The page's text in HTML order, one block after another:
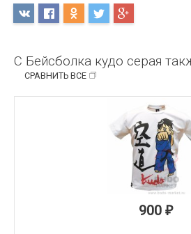
С Бейсболка кудо серая
СРАВНИТЬ ВСЕ
900 ₽